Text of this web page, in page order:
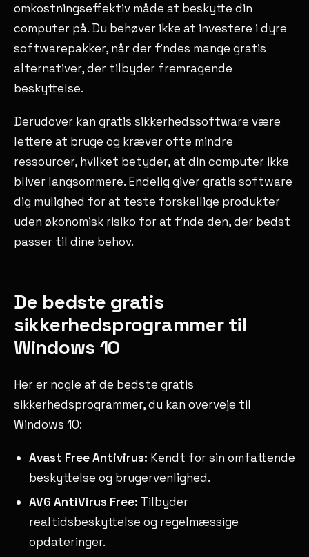
omkostningseffektiv måde at beskytte din
computer på. Du behøver ikke at investere i dyre
softwarepakker, når der findes mange gratis
alternativer, der tilbyder fremragende
beskyttelse.
Derudover kan gratis sikkerhedssoftware være
lettere at bruge og kræver ofte mindre
ressourcer, hvilket betyder, at din computer ikke
bliver langsommere. Endelig giver gratis software
dig mulighed for at teste forskellige produkter
uden økonomisk risiko for at finde den, der bedst
passer til dine behov.
De bedste gratis
sikkerhedsprogrammer til
Windows 10
Her er nogle af de bedste gratis
sikkerhedsprogrammer, du kan overveje til
Windows 10:
Avast Free Antivirus: Kendt for sin omfattende
beskyttelse og brugervenlighed.
AVG AntiVirus Free: Tilbyder
realtidsbeskyttelse og regelmæssige
opdateringer.